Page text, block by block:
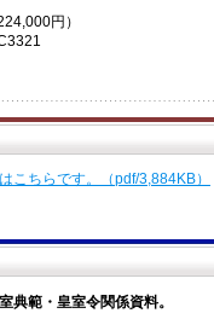
円）
ちらです。（pdf/3,884KB）
典範・皇室令関係資料。